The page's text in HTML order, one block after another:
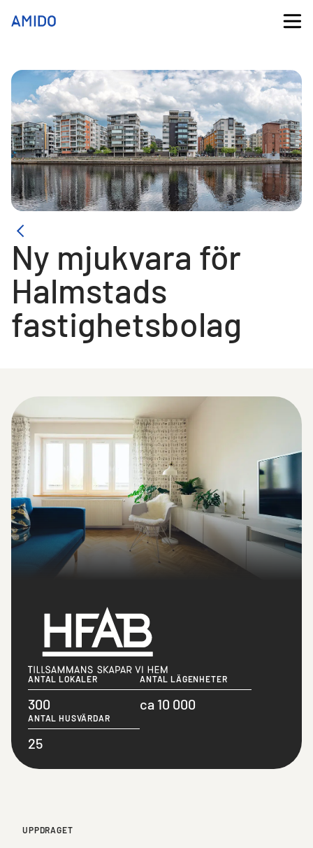
Ny mjukvara för
Halmstads
fastighetsbolag
ANTAL LOKALER
300
ANTAL LÄGENHETER
ca 10 000
ANTAL HUSVÄRDAR
25
UPPDRAGET